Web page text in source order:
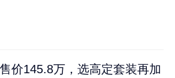
价145.8万，选高定套装再加